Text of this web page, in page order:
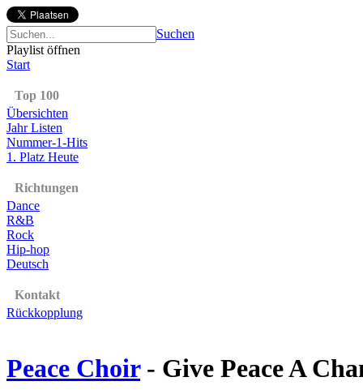
Suchen
Playlist öffnen
Start
Top 100
Übersichten
Jahr Listen
Nummer-1-Hits
1. Platz Heute
Richtungen
Dance
R&B
Rock
Hip-hop
Deutsch
Kontakt
Rückkopplung
Peace Choir- Give Peace A